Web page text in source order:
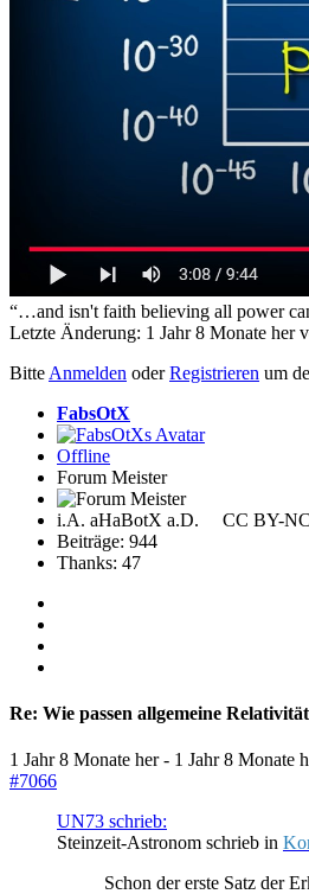
“…and isn't faith believing all power
Letzte Änderung: 1 Jahr 8 Monate her
Bitte Anmelden oderRegistrieren um
FabsOtX
Offline
Forum Meister
i.A. aHaBotX a.D. CC BY-
Beiträge: 944
Thanks: 47
Re: Wie passen allgemeine
1 Jahr 8 Monate her- 1 Jahr 8 Monate
#7066
UN73 schrieb:
Steinzeit-Astronom schrieb in
Schon der erste Satz der